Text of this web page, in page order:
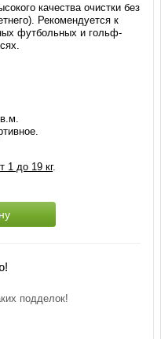
качества очистки без
Рекомендуется к
футбольных и гольф-
1 до 19 кг.
подделок!